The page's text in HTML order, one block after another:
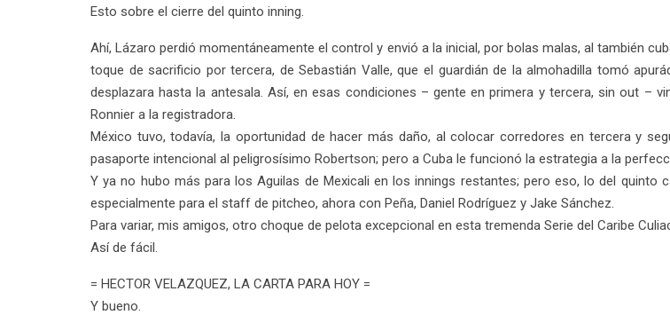
Esto sobre el cierre del quinto inning.
Ahí, Lázaro perdió momentáneamente el control y envió a la inicial, por bolas malas, al también
toque de sacrificio por tercera, de Sebastián Valle, que el guardián de la almohadilla tomó
desplazara hasta la antesala. Así, en esas condiciones – gente en primera y tercera, sin out –
Ronnier a la registradora.
México tuvo, todavía, la oportunidad de hacer más daño, al colocar corredores en tercera y
pasaporte intencional al peligrosísimo Robertson; pero a Cuba le funcionó la estrategia a la
Y ya no hubo más para los Aguilas de Mexicali en los innings restantes; pero eso, lo del
especialmente para el staff de pitcheo, ahora con Peña, Daniel Rodríguez y Jake Sánchez.
Para variar, mis amigos, otro choque de pelota excepcional en esta tremenda Serie del Caribe
Así de fácil.
= HECTOR VELAZQUEZ, LA CARTA PARA HOY =
Y bueno.